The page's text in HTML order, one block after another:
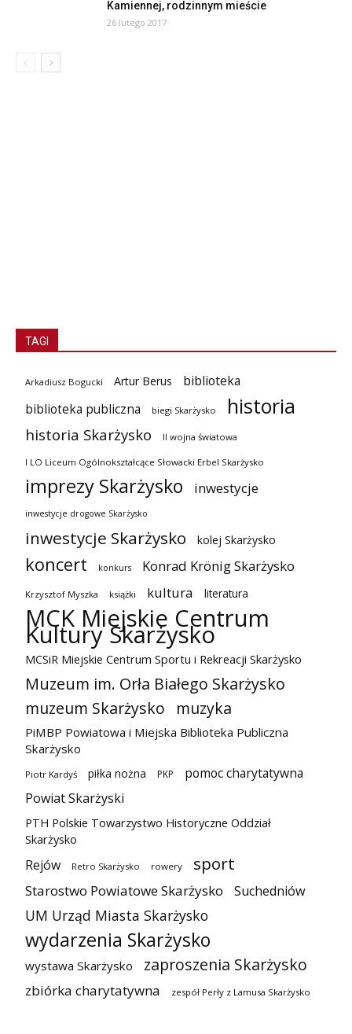
Kamiennej, rodzinnym mieście
26 lutego 2017
TAGI
Arkadiusz Bogucki Artur Berus
biblioteka
biblioteka publiczna
biegi Skarżysko historia
historia Skarżysko II wojna światowa
I LO Liceum Ogólnokształcące Słowacki Erbel Skarżysko
imprezy Skarżysko inwestycje
inwestycje drogowe Skarżysko
inwestycje Skarżysko kolej Skarżysko
koncert konkurs Konrad Krönig Skarżysko
Krzysztof Myszka książki kultura literatura
MCK Miejskie Centrum
Kultury Skarżysko
MCSiR Miejskie Centrum Sportu i Rekreacji Skarżysko
Muzeum im. Orła Białego Skarżysko
muzeum Skarżysko
muzyka
PiMBP Powiatowa i Miejska Biblioteka Publiczna
Skarżysko
Piotr Kardyś piłka nożna PKP
pomoc charytatywna
Powiat Skarżyski
PTH Polskie Towarzystwo Historyczne Oddział
Skarżysko
Rejów Retro Skarżysko rowery sport
Starostwo Powiatowe Skarżysko Suchedniów
UM Urząd Miasta Skarżysko
wydarzenia Skarżysko
wystawa Skarżysko zaproszenia Skarżysko
zbiórka charytatywna zespół Perły z Lamusa Skarżysko